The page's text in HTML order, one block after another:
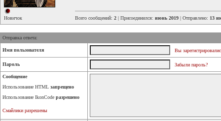
Новичок Всего сообщений: 2 | Присоединился: июнь 2019 | Отправлено: 13
Отправка ответа:
Имя пользователя Вы
Пароль Забыли пароль?
Сообщение
Использование HTML запрещено
Использование IkonCode разрешено
Смайлики разрешены